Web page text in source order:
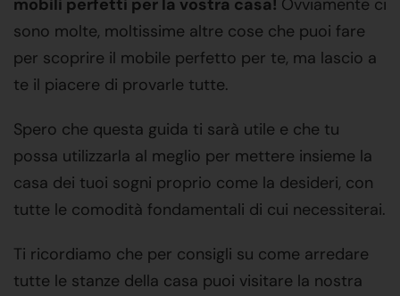
mobili perfetti per la vostra casa! Ovviamente ci
sono molte, moltissime altre cose che puoi fare
per scoprire il mobile perfetto per te, ma lascio a
te il piacere di provarle tutte.
Spero che questa guida ti sarà utile e che tu
possa utilizzarla al meglio per mettere insieme la
casa dei tuoi sogni proprio come la desideri, con
tutte le comodità fondamentali di cui necessiterai.
Ti ricordiamo che per consigli su come arredare
tutte le stanze della casa puoi visitare la nostra